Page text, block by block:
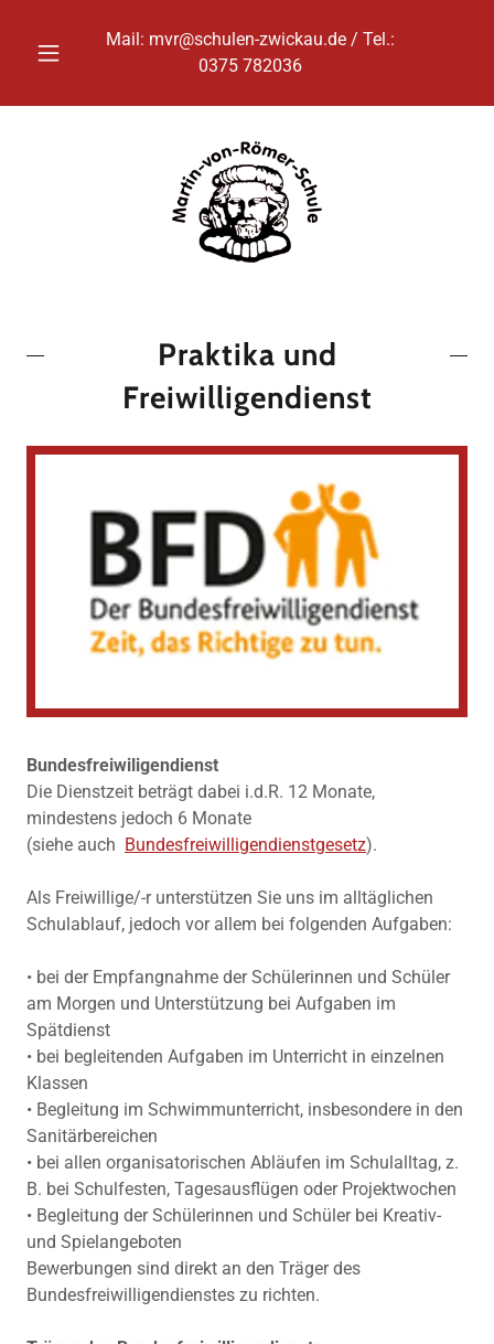
Mail: mvr@schulen-zwickau.de/ Tel.:
0375 782036
Praktika und
Freiwilligendienst
Bundesfreiwiligendienst
Die Dienstzeit beträgt dabei i.d.R. 12 Monate,
mindestens jedoch 6 Monate
(siehe auch Bundesfreiwilligendienstgesetz).
Als Freiwillige/-r unterstützen Sie uns im alltäglichen
Schulablauf, jedoch vor allem bei folgenden Aufgaben:
• bei der Empfangnahme der Schülerinnen und Schüler
am Morgen und Unterstützung bei Aufgaben im
Spätdienst
• bei begleitenden Aufgaben im Unterricht in einzelnen
Klassen
• Begleitung im Schwimmunterricht, insbesondere in den
Sanitärbereichen
• bei allen organisatorischen Abläufen im Schulalltag, z.
B. bei Schulfesten, Tagesausflügen oder Projektwochen
• Begleitung der Schülerinnen und Schüler bei Kreativ-
und Spielangeboten
Bewerbungen sind direkt an den Träger des
Bundesfreiwilligendienstes zu richten.